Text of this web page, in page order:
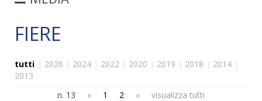
FIERE
FAQ
FIERE
tutti | 2026 | 2024 | 2022 | 2020 | 2019 | 2018 | 2014 |
2013
n. 13
« 1 2 » visualizza tutti